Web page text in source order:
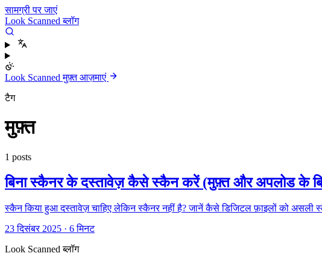
सामग्री पर जाएं
Look Scanned ब्लॉग
Look Scanned मुफ़्त आज़माएं
टैग
मुफ़्त
1 posts
बिना स्कैनर के दस्तावेज़ कैसे स्कैन करें (मुफ़्त और अपलोड के
स्कैन किया हुआ दस्तावेज़ चाहिए लेकिन स्कैनर नहीं है? जानें कैसे डिजिटल फ़ाइलों को
23 दिसंबर 2025 · 6 मिनट
Look Scanned ब्लॉग